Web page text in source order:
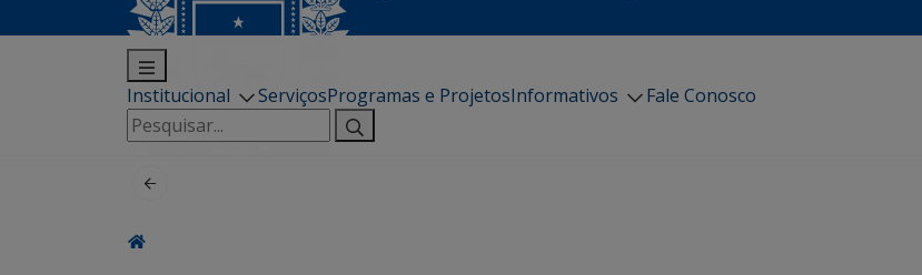
Institucional ServiçosProgramas e ProjetosInformativos
Fale Conosco
Pesquisar
por: